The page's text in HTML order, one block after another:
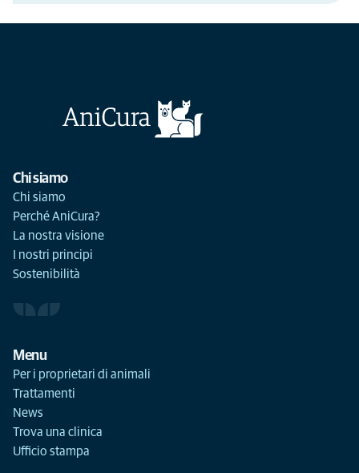
Chi siamo
Chi siamo
Perché AniCura?
La nostra visione
I nostri principi
Sostenibilità
Menu
Per i proprietari di animali
Trattamenti
News
Trova una clinica
Ufficio stampa